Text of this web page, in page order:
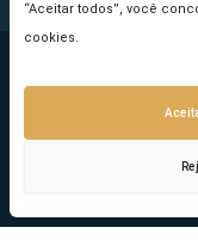
“Aceitar todos”, você
cookies.
Copyright ©